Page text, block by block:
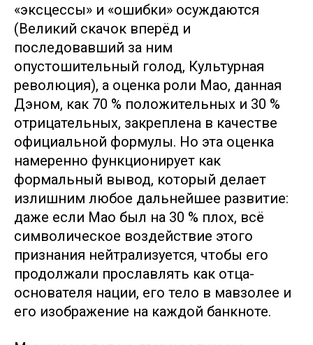
«эксцессы» и «ошибки» осуждаются
(Великий скачок вперёд и
последовавший за ним
опустошительный голод, Культурная
революция), а оценка роли Мао, данная
Дэном, как 70 % положительных и 30 %
отрицательных, закреплена в качестве
официальной формулы. Но эта оценка
намеренно функционирует как
формальный вывод, который делает
излишним любое дальнейшее развитие:
даже если Мао был на 30 % плох, всё
символическое воздействие этого
признания нейтрализуется, чтобы его
продолжали прославлять как отца-
основателя нации, его тело в мавзолее и
его изображение на каждой банкноте.